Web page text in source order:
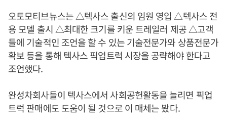
오토모티브뉴스는 △텍사스 출신의 임원 영입 △텍사스 전
용 모델 출시 △최대한 크기를 키운 트레일러 제공 △고객
들에 기술적인 조언을 할 수 있는 기술전문가와 상품전문가
확보 등을 통해 텍사스 픽업트럭 시장을 공략해야 한다고
조언했다.
완성차회사들이 텍사스에서 사회공헌활동을 늘리면 픽업
트럭 판매에도 도움이 될 것으로 이 매체는 봤다.